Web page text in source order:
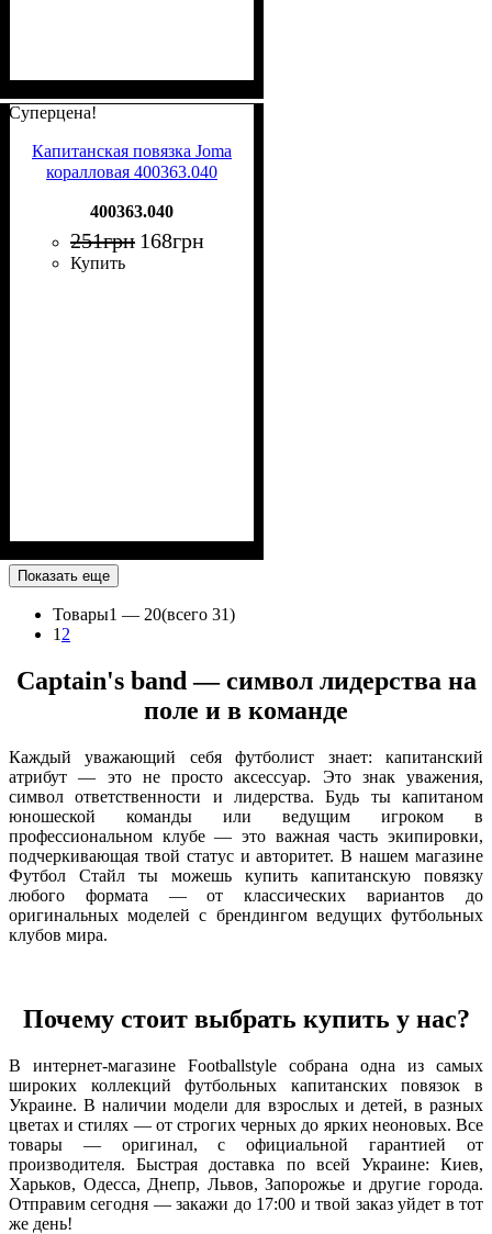
Суперцена!
Капитанская повязка Joma
коралловая 400363.040
400363.040
251грн 168грн
Купить
Показать еще
Товары1 — 20(всего 31)
1 2
Captain's band — символ лидерства на
поле и в команде
Каждый уважающий себя футболист знает: капитанский
атрибут — это не просто аксессуар. Это знак уважения,
символ ответственности и лидерства. Будь ты капитаном
юношеской команды или ведущим игроком в
профессиональном клубе — это важная часть экипировки,
подчеркивающая твой статус и авторитет. В нашем магазине
Футбол Стайл ты можешь купить капитанскую повязку
любого формата — от классических вариантов до
оригинальных моделей с брендингом ведущих футбольных
клубов мира.
Почему стоит выбрать купить у нас?
В интернет-магазине Footballstyle собрана одна из самых
широких коллекций футбольных капитанских повязок в
Украине. В наличии модели для взрослых и детей, в разных
цветах и стилях — от строгих черных до ярких неоновых. Все
товары — оригинал, с официальной гарантией от
производителя. Быстрая доставка по всей Украине: Киев,
Харьков, Одесса, Днепр, Львов, Запорожье и другие города.
Отправим сегодня — закажи до 17:00 и твой заказ уйдет в тот
же день!